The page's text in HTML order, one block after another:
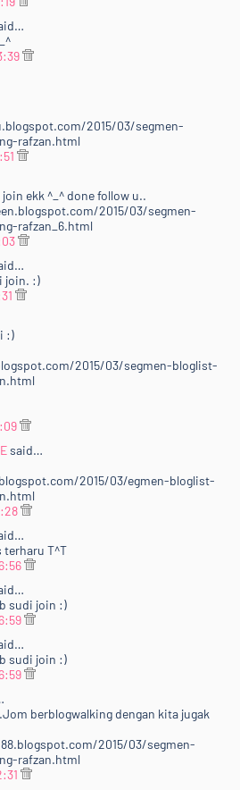
2015/03/segmen-
rafzan.html
ekk ^_^ done follow u..
2015/03/segmen-
rafzan_6.html
join. :)
:)
2015/03/segmen-bloglist-
said…
2015/03/egmen-bloglist-
terharu T^T
sudi join :)
sudi join :)
berblogwalking dengan kita jugak
2015/03/segmen-
rafzan.html